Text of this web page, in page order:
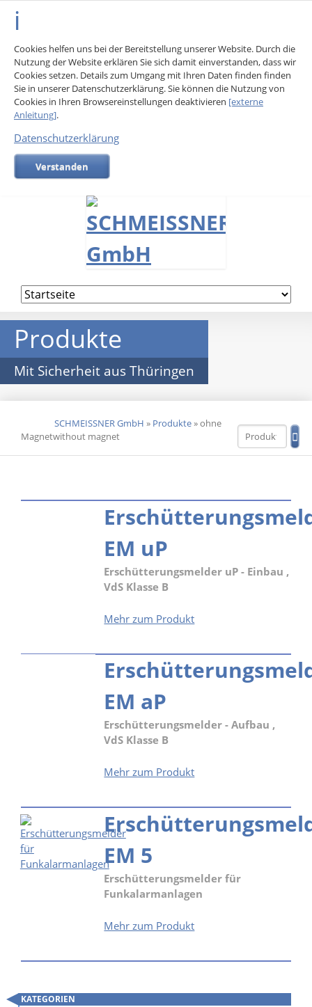
Cookies helfen uns bei der Bereitstellung unserer Website. Durch die
Nutzung der Website erklären Sie sich damit einverstanden, dass wir
Cookies setzen. Details zum Umgang mit Ihren Daten finden finden
Sie in unserer Datenschutzerklärung. Sie können die Nutzung von
Cookies in Ihren Browsereinstellungen deaktivieren [externe
Anleitung].
Datenschutzerklärung
Verstanden
Navigation
überspringen
Produkte
Mit Sicherheit aus Thüringen
SCHMEISSNER GmbH » Produkte»ohne
Magnetwithout magnet
EM uP
Erschütterungsmelder uP - Einbau ,
VdS Klasse B
Mehr zum ProduktErschütterungsmelder
EM aP
Erschütterungsmelder - Aufbau ,
VdS Klasse B
Mehr zum ProduktErschütterungsmelder
EM 5
Erschütterungsmelder für
Funkalarmanlagen
Mehr zum ProduktErschütterungsmelder
KATEGORIEN